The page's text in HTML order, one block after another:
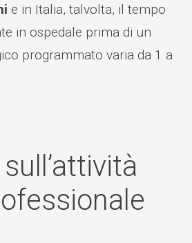
e in Italia, talvolta, il tempo
in ospedale prima di un
programmato varia da 1 a